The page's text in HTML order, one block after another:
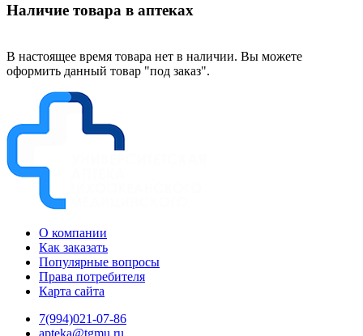
Наличие товара в аптеках
В настоящее время товара нет в наличии. Вы можете
оформить данный товар "под заказ".
О компании
Как заказать
Популярные вопросы
Права потребителя
Карта сайта
7(994)021-07-86
apteka@tgmu.ru